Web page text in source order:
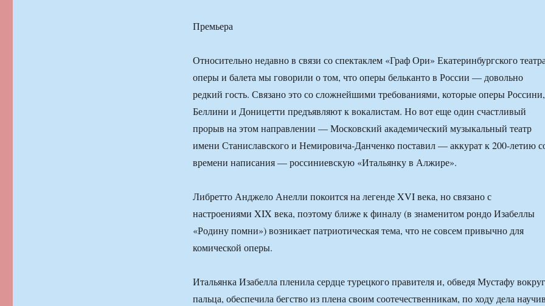
Премьера
Относительно недавно в связи со спектаклем «Граф Ори» Екатеринбургского
оперы и балета мы говорили о том, что оперы бельканто в России — довольно
редкий гость. Связано это со сложнейшими требованиями, которые оперы Россини,
Беллини и Доницетти предъявляют к вокалистам. Но вот еще один счастливый
прорыв на этом направлении — Московский академический музыкальный театр
имени Станиславского и Немировича-Данченко поставил — аккурат к 200-летию
времени написания — россиниевскую «Итальянку в Алжире».
Либретто Анджело Анелли покоится на легенде XVI века, но связано с
настроениями XIX века, поэтому ближе к финалу (в знаменитом рондо Изабеллы
«Родину помни») возникает патриотическая тема, что не совсем привычно для
комической оперы.
Итальянка Изабелла пленила сердце турецкого правителя и, обведя Мустафу вокруг
пальца, обеспечила бегство из плена своим соотечественникам, по ходу дела